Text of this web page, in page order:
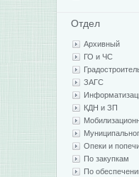
Отдел
Архивный
ГО и ЧС
ЗАГС
КДН и ЗП
Опеки и
По закупкам
По